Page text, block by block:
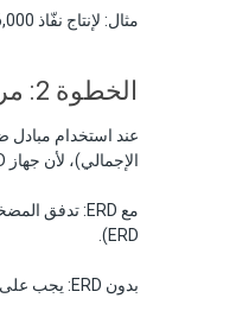
مثال: لإنتاج نفّاذ 6,000 GPD عند استرداد 40%، تدفق التغذية = 6,000 / 0.4 = 15,000 GPD = 0.625 GPM متواصل = 3.54 م³/س.
الخطوة 2: مراعاة تعزيز التغذية من ERD
الإجمالي)، لأن جهاز ERD يُعيد تدوير 60% من المحلول الملحي إلى ضغط التغذية. وهذا يقلّل بشكل كبير من حجم المضخة المطلوب.
مع ERD: تدفق المضخة عالية الضغط = تدفق النفّاذ ≈ 2,500 GPD = 0.41 م³/س ←
ERD).
بدون ERD: يجب على المضخة عالية الضغط توفير تدفق التغذية الكامل = 3.54 م³/س ←